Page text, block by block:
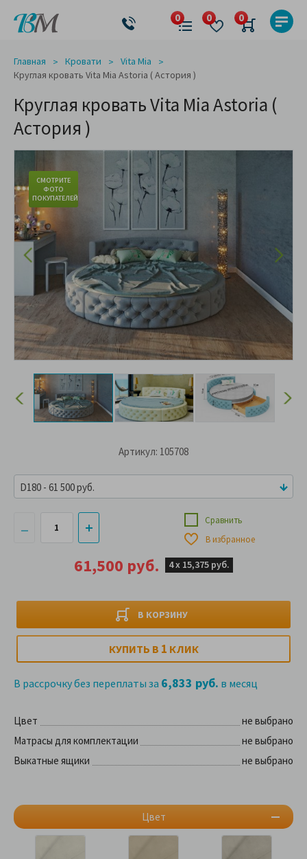
Главная Кровати
Vita Mia
Круглая кровать Vita Mia Astoria ( Астория )
Круглая кровать Vita Mia Astoria (
Астория )
СМОТРИТЕ
ФОТО
ПОКУПАТЕЛЕЙ
Артикул: 105708
61,500 руб. 4 х 15,375 руб.
В КОРЗИНУ
Сравнить
В избранное
КУПИТЬ В 1 КЛИК
В рассрочку без переплаты за 6,833 руб. в месяц
D180 - 61 500 руб.
Цвет
не выбрано
Матрасы для комплектации
не выбрано
Выкатные ящики
не выбрано
Цвет